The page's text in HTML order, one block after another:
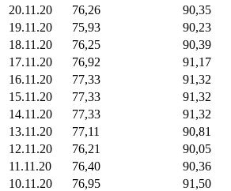
20.11.20
76,26
90,35
19.11.20
75,93
90,23
18.11.20
76,25
90,39
17.11.20
76,92
91,17
16.11.20
77,33
91,32
15.11.20
77,33
91,32
14.11.20
77,33
91,32
13.11.20
77,11
90,81
12.11.20
76,21
90,05
11.11.20
76,40
90,36
10.11.20
76,95
91,50